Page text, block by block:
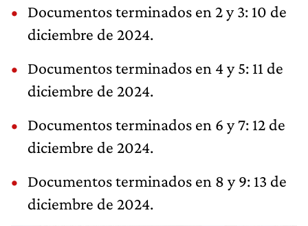
Documentos terminados en 2 y 3: 10 de
diciembre de 2024.
Documentos terminados en 4 y 5: 11 de
diciembre de 2024.
Documentos terminados en 6 y 7: 12 de
diciembre de 2024.
Documentos terminados en 8 y 9: 13 de
diciembre de 2024.